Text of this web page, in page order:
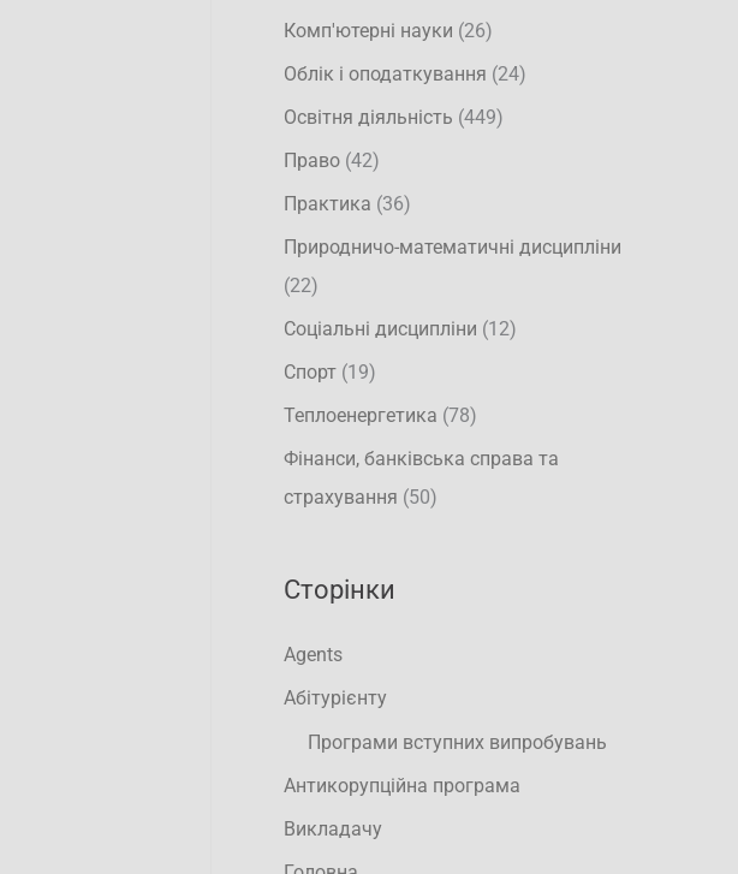
Комп'ютерні науки (26)
Облік і оподаткування (24)
Освітня діяльність (449)
Право (42)
Практика (36)
Природничо-математичні дисципліни
(22)
Соціальні дисципліни (12)
Спорт (19)
Теплоенергетика (78)
Фінанси, банківська справа та
страхування (50)
Сторінки
Agents
Абітурієнту
Програми вступних випробувань
Антикорупційна програма
Викладачу